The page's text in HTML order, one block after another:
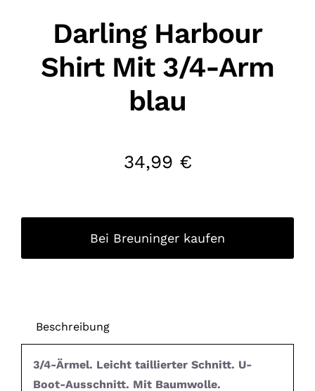
Darling Harbour
Shirt Mit 3/4-Arm
blau
34,99 €
Bei Breuninger kaufen
Beschreibung
3/4-Ärmel. Leicht taillierter Schnitt. U-
Boot-Ausschnitt. Mit Baumwolle.